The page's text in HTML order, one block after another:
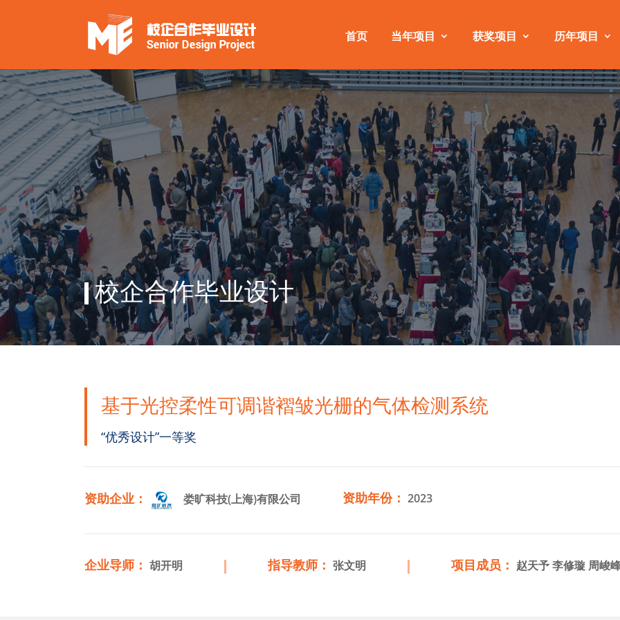
首页 当年项目 获奖项目 历年项目
校企合作毕业设计
基于光控柔性可调谐褶皱光栅的气体检测系统
“优秀设计”一等奖
资助企业： 娄旷科技(上海)有限公司 资助年份： 2023
企业导师： 胡开明 指导教师： 张文明 项目成员： 赵天予 李修璇 周峻